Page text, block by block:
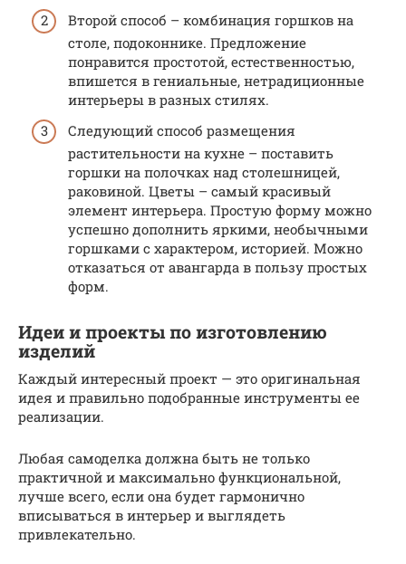
Второй способ – комбинация горшков на
столе, подоконнике. Предложение
понравится простотой, естественностью,
впишется в гениальные, нетрадиционные
интерьеры в разных стилях.
Следующий способ размещения
растительности на кухне – поставить
горшки на полочках над столешницей,
раковиной. Цветы – самый красивый
элемент интерьера. Простую форму можно
успешно дополнить яркими, необычными
горшками с характером, историей. Можно
отказаться от авангарда в пользу простых
форм.
Идеи и проекты по изготовлению
изделий
Каждый интересный проект — это оригинальная
идея и правильно подобранные инструменты ее
реализации.
Любая самоделка должна быть не только
практичной и максимально функциональной,
лучше всего, если она будет гармонично
вписываться в интерьер и выглядеть
привлекательно.